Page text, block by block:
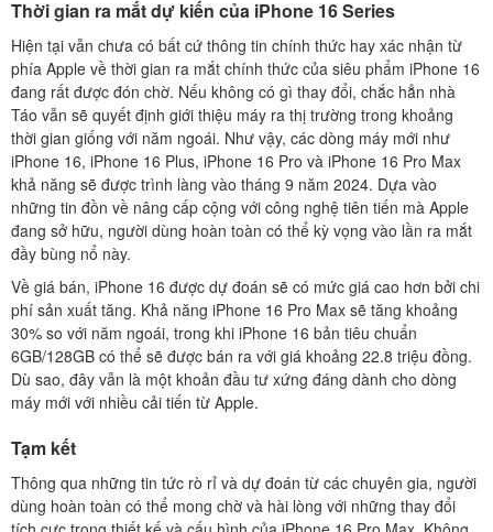
Thời gian ra mắt dự kiến của iPhone 16 Series
Hiện tại vẫn chưa có bất cứ thông tin chính thức hay xác nhận từ
phía Apple về thời gian ra mắt chính thức của siêu phẩm iPhone 16
đang rất được đón chờ. Nếu không có gì thay đổi, chắc hẳn nhà
Táo vẫn sẽ quyết định giới thiệu máy ra thị trường trong khoảng
thời gian giống với năm ngoái. Như vậy, các dòng máy mới như
iPhone 16, iPhone 16 Plus, iPhone 16 Pro và iPhone 16 Pro Max
khả năng sẽ được trình làng vào tháng 9 năm 2024. Dựa vào
những tin đồn về nâng cấp cộng với công nghệ tiên tiến mà Apple
đang sở hữu, người dùng hoàn toàn có thể kỳ vọng vào lần ra mắt
đầy bùng nổ này.
Về giá bán, iPhone 16 được dự đoán sẽ có mức giá cao hơn bởi chi
phí sản xuất tăng. Khả năng iPhone 16 Pro Max sẽ tăng khoảng
30% so với năm ngoái, trong khi iPhone 16 bản tiêu chuẩn
6GB/128GB có thể sẽ được bán ra với giá khoảng 22.8 triệu đồng.
Dù sao, đây vẫn là một khoản đầu tư xứng đáng dành cho dòng
máy mới với nhiều cải tiến từ Apple.
Tạm kết
Thông qua những tin tức rò rỉ và dự đoán từ các chuyên gia, người
dùng hoàn toàn có thể mong chờ và hài lòng với những thay đổi